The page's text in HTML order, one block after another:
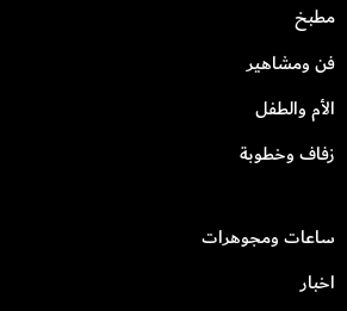
مطبخ
فن ومشاهير
الأم والطفل
زفاف وخطوبة
ساعات ومجوهرات
اخبار